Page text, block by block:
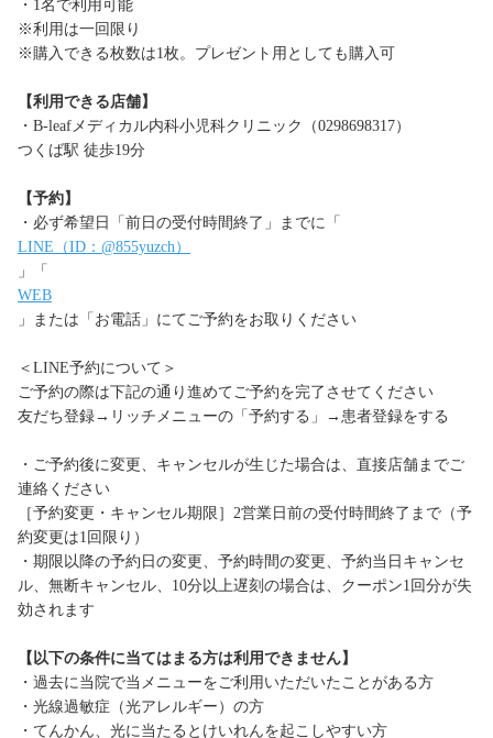
・1名で利用可能
※利用は一回限り
※購入できる枚数は1枚。プレゼント用としても購入可
【利用できる店舗】
・B-leafメディカル内科小児科クリニック（0298698317）
つくば駅 徒歩19分
【予約】
・必ず希望日「前日の受付時間終了」までに「
LINE（ID：@855yuzch）
」「
WEB
」または「お電話」にてご予約をお取りください
＜LINE予約について＞
ご予約の際は下記の通り進めてご予約を完了させてください
友だち登録→リッチメニューの「予約する」→患者登録をする
・ご予約後に変更、キャンセルが生じた場合は、直接店舗までご
連絡ください
［予約変更・キャンセル期限］2営業日前の受付時間終了まで（予
約変更は1回限り）
・期限以降の予約日の変更、予約時間の変更、予約当日キャンセ
ル、無断キャンセル、10分以上遅刻の場合は、クーポン1回分が失
効されます
【以下の条件に当てはまる方は利用できません】
・過去に当院で当メニューをご利用いただいたことがある方
・光線過敏症（光アレルギー）の方
・てんかん、光に当たるとけいれんを起こしやすい方